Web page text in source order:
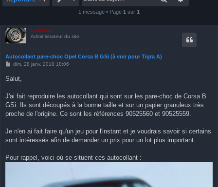
1 message • Page 1 sur 1
LeKiffeur
Administrateur du site
Autocollant pare-choc Opel Corsa B GSi (à voir pour Tigra A)
M
s
g
e
dim. 28 janv. 2018 18:06
Salut,
J'ai fait reproduire les autocollant qui sont sur les pare-choc de Corsa B
GSi. Ils sont découpés à la bonne taille et sur un papier granuleux très
proche de l'origine. Ce sont les références 90525560 et 90525559.
Je n'en ai fait faire qu'un jeu pour l'instant et je voudrais savoir si certains
sont intéressés afin de demander un prix pour un lot plus important.
Pour rappel, voici où se situent ces autocollant :